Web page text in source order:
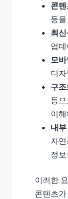
콘
등
최
업
모
디
구
등
이
내
자
정
이러한
콘텐츠